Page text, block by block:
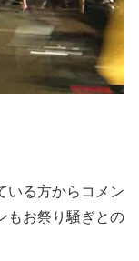
いる方からコメン
もお祭り騒ぎとの